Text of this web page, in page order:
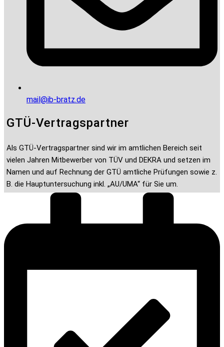
mail@ib-bratz.de
GTÜ-Vertragspartner
Als GTÜ-Vertragspartner sind wir im amtlichen Bereich seit
vielen Jahren Mitbewerber von TÜV und DEKRA und setzen im
Namen und auf Rechnung der GTÜ amtliche Prüfungen sowie z.
B. die Hauptuntersuchung inkl. „AU/UMA“ für Sie um.